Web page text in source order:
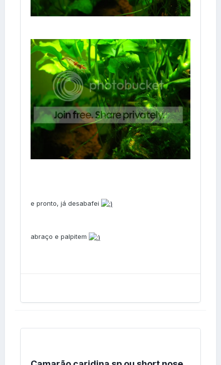
e pronto, já desabafei
abraço e palpitem